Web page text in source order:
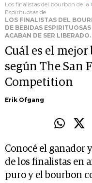
Los finalistas del bourbon de
Espirituosas de
LOS FINALISTAS DEL
DE BEBIDAS
ACABAN DE SER LIBERADO.
Cuál es el
según The San
Competition
Erik Ofgang
Conocé el ganador
de los finalistas en
puro y el bourbon